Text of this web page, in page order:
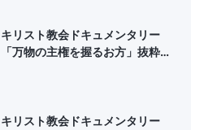
キリスト教会ドキュメンタリー
「万物の主権を握るお方」抜粋シ
キリスト教会ドキュメンタリー